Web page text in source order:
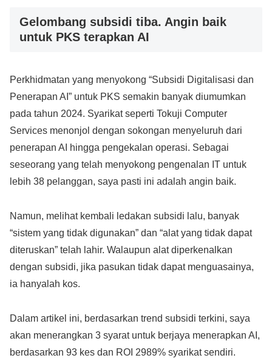
Gelombang subsidi tiba. Angin baik
untuk PKS terapkan AI
Perkhidmatan yang menyokong “Subsidi Digitalisasi dan
Penerapan AI” untuk PKS semakin banyak diumumkan
pada tahun 2024. Syarikat seperti Tokuji Computer
Services menonjol dengan sokongan menyeluruh dari
penerapan AI hingga pengekalan operasi. Sebagai
seseorang yang telah menyokong pengenalan IT untuk
lebih 38 pelanggan, saya pasti ini adalah angin baik.
Namun, melihat kembali ledakan subsidi lalu, banyak
“sistem yang tidak digunakan” dan “alat yang tidak dapat
diteruskan” telah lahir. Walaupun alat diperkenalkan
dengan subsidi, jika pasukan tidak dapat menguasainya,
ia hanyalah kos.
Dalam artikel ini, berdasarkan trend subsidi terkini, saya
akan menerangkan 3 syarat untuk berjaya menerapkan AI,
berdasarkan 93 kes dan ROI 2989% syarikat sendiri.